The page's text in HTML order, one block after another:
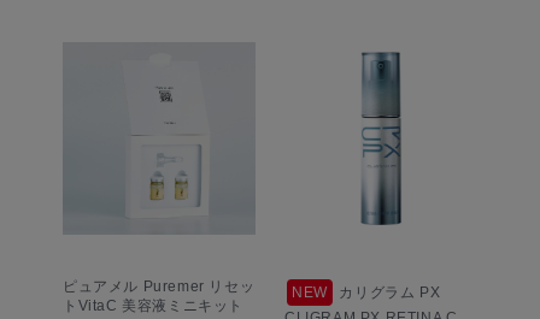
ピュアメル Puremer リセッ
トVitaC 美容液ミニキット
NEW
カリグラム PX